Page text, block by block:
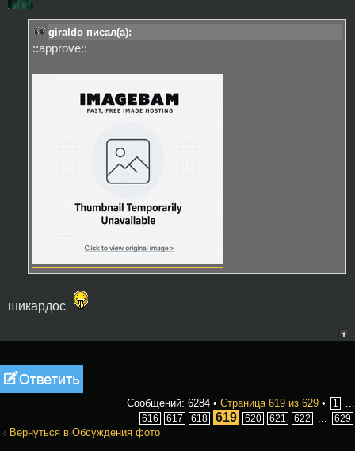
giraldo писал(а):
::approve::
шикардос
Ответить
Сообщений: 6284 • Страница 619 из 629 • 1
616 617 618 619 620 621 622 629
Вернуться в Обсуждения фото